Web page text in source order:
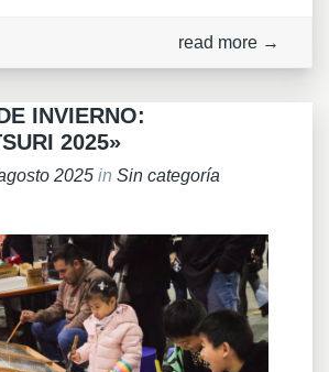
read more →
INVIERNO:
2025»
2025 in Sin categoría